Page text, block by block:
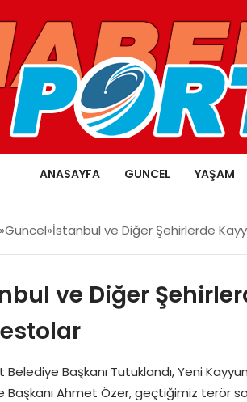
ANASAYFA GUNCEL YAŞAM
Guncel İstanbul ve Diğer Şehirlerde
ve Diğer
Belediye Başkanı Tutuklandı, Yeni
Başkanı Ahmet Özer, geçtiğimiz terör